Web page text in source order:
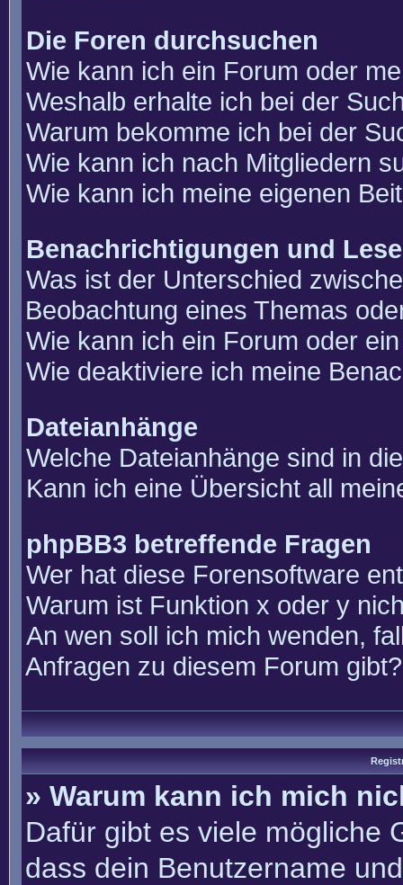
Die Foren durchsuchen
Wie kann ich ein Forum oder
Weshalb erhalte ich bei der
Warum bekomme ich bei der
Wie kann ich nach Mitgliedern
Wie kann ich meine eigenen
Benachrichtigungen und
Was ist der Unterschied
Beobachtung eines Themas
Wie kann ich ein Forum oder
Wie deaktiviere ich meine
Dateianhänge
Welche Dateianhänge sind in
Kann ich eine Übersicht all
phpBB3 betreffende Fragen
Wer hat diese Forensoftware
Warum ist Funktion x oder y
An wen soll ich mich wenden,
Anfragen zu diesem Forum gibt?
» Warum kann ich mich
Dafür gibt es viele mögliche
dass dein Benutzername